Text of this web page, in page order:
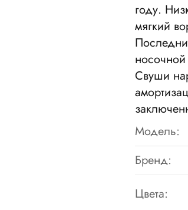
году.
мягкий
Свуши
Модель:
Бренд:
Цвета: